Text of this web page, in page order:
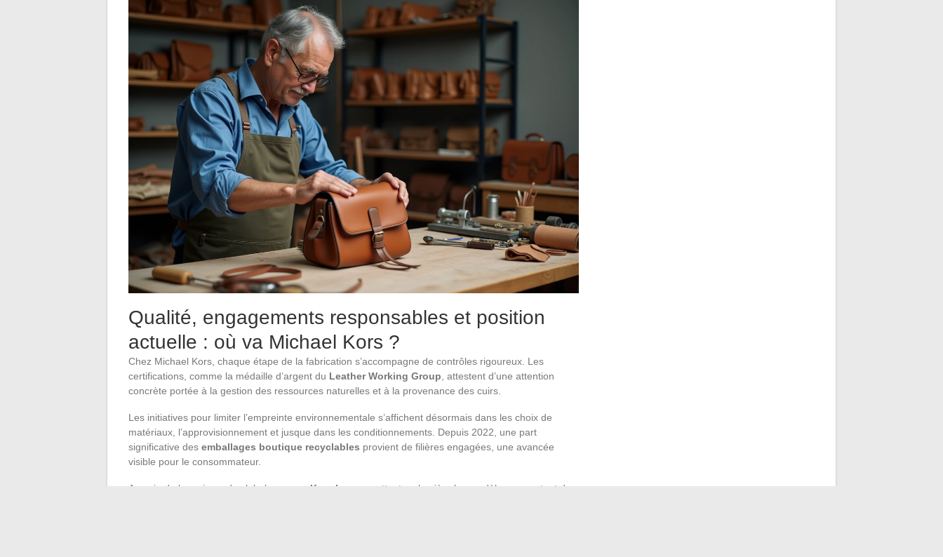
Qualité, engagements responsables et position
actuelle : où va Michael Kors ?
Chez Michael Kors, chaque étape de la fabrication s’accompagne de contrôles rigoureux. Les
certifications, comme la médaille d’argent du Leather Working Group , attestent d’une attention
concrète portée à la gestion des ressources naturelles et à la provenance des cuirs.
Les initiatives pour limiter l’empreinte environnementale s’affichent désormais dans les choix de
matériaux, l’approvisionnement et jusque dans les conditionnements. Depuis 2022, une part
significative des emballages boutique recyclables provient de filières engagées, une avancée
visible pour le consommateur.
Au sein de la maison, des labels comme Kors Loves
mettent en lumière les modèles respectant des